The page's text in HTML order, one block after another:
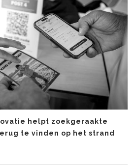
helpt zoekgeraakte
te vinden op het strand